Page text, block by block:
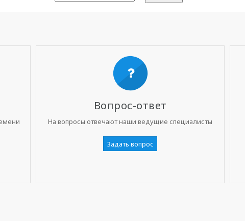
Вопрос-ответ
На вопросы отвечают наши ведущие специалисты
Задать вопрос